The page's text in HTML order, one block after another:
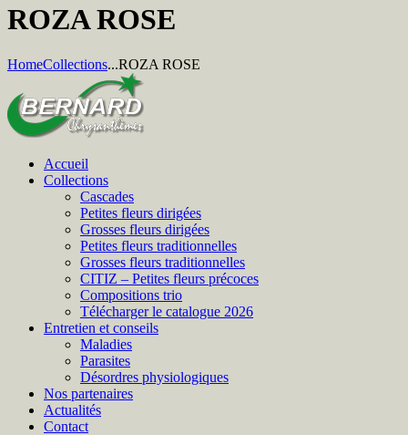
ROZA ROSE
HomeCollections...ROZA ROSE
Accueil
Collections
Cascades
Petites fleurs dirigées
Grosses fleurs dirigées
Petites fleurs traditionnelles
Grosses fleurs traditionnelles
CITIZ – Petites fleurs précoces
Compositions trio
Télécharger le catalogue 2026
Entretien et conseils
Maladies
Parasites
Désordres physiologiques
Nos partenaires
Actualités
Contact